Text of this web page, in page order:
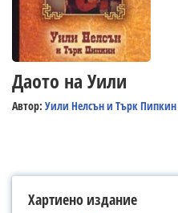
Даото на Уили
Автор: Уили Нелсън и Търк Пипкин
Хартиено издание